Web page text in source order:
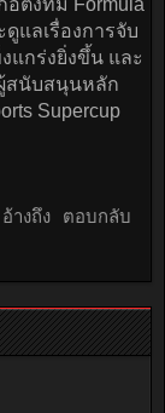
อตั้งทีม Formula
แลเรื่องการจับ
แกร่งยิ่งขึ้น และ
ผู้สนับสนุนหลัก
Supercup
างถึง ตอบกลับ